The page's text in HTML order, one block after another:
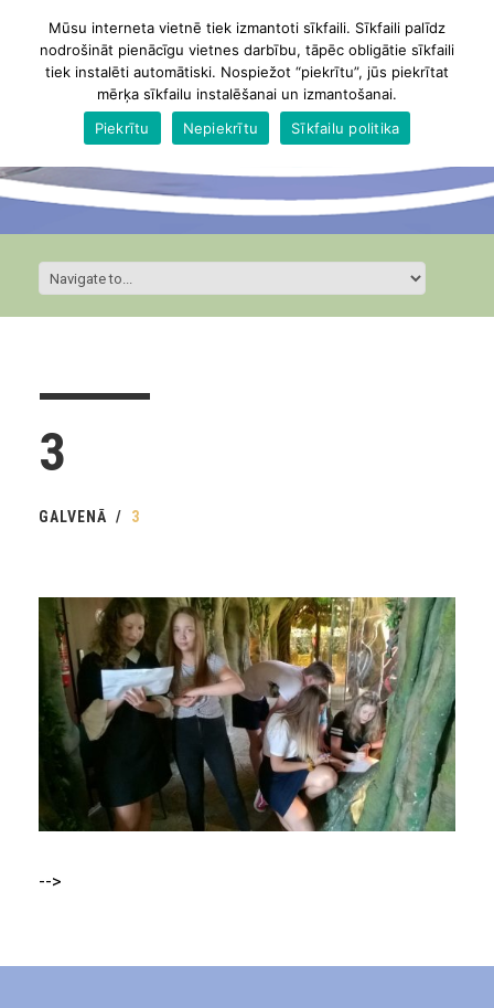
3
GALVENĀ 3
-->
Mūsu interneta vietnē tiek izmantoti sīkfaili. Sīkfaili palīdz
nodrošināt pienācīgu vietnes darbību, tāpēc obligātie sīkfaili
tiek instalēti automātiski. Nospiežot “piekrītu”, jūs piekrītat
mērķa sīkfailu instalēšanai un izmantošanai.
Piekrītu
Nepiekrītu Sīkfailu politika